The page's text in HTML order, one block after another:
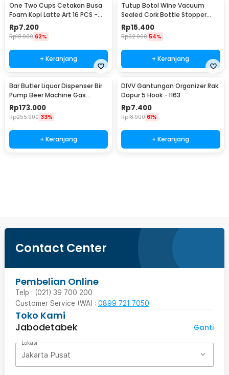
One Two Cups Cetakan Busa
Foam Kopi Latte Art 16 PCS -
JJYE01
Rp7.200
Rp18.900 62%
+ Keranjang
Tutup Botol Wine Vacuum
Sealed Cork Bottle Stopper
Stainless Steel - G94529
Rp15.400
Rp32.900 54%
+ Keranjang
Bar Butler Liquor Dispenser Bir
Pump Beer Machine Gas
Station 900ml - P-36
Rp173.000
Rp255.900 33%
+ Keranjang
DIVV Gantungan Organizer Rak
Dapur 5 Hook - I163
Rp7.400
Rp18.900 61%
+ Keranjang
Contact Center
Pembelian Online
Telp : (021) 39 700 200
Customer Service (WA) : 0899 721 7050
Toko Kami
Jabodetabek
Ganti
Lokasi
Jakarta Pusat